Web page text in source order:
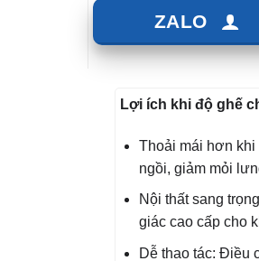
ZALO
Lợi ích khi độ ghế
Thoải mái hơn
ngồi, giảm mỏi
Nội thất sang
giác cao cấp cho
Dễ thao tác: Điều